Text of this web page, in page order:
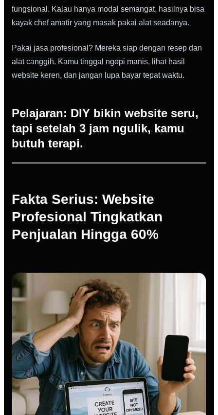
fungsional. Kalau hanya modal semangat, hasilnya bisa
kayak chef amatir yang masak pakai alat seadanya.
Pakai jasa profesional? Mereka siap dengan resep dan
alat canggih. Kamu tinggal ngopi manis, lihat hasil
website keren, dan jangan lupa bayar tepat waktu.
Pelajaran: DIY bikin website seru,
tapi setelah 3 jam ngulik, kamu
butuh terapi.
Fakta Serius: Website
Profesional Tingkatkan
Penjualan Hingga 60%